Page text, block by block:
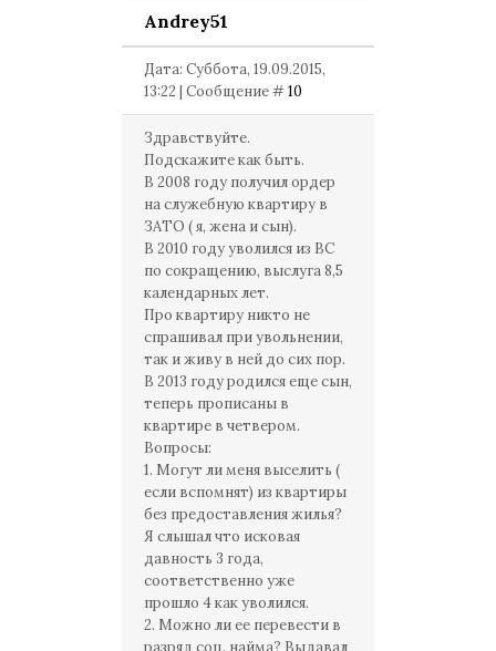
Andrey51
Дата: Суббота, 19.09.2015,
13:22 | Сообщение #10
Здравствуйте.
Подскажите как быть.
В 2008 году получил ордер
на служебную квартиру в
ЗАТО ( я, жена и сын).
В 2010 году уволился из ВС
по сокращению, выслуга 8,5
календарных лет.
Про квартиру никто не
спрашивал при увольнении,
так и живу в ней до сих пор.
В 2013 году родился еще сын,
теперь прописаны в
квартире в четвером.
Вопросы:
1. Могут ли меня выселить (
если вспомнят) из квартиры
без предоставления жилья?
Я слышал что исковая
давность 3 года,
соответственно уже
прошло 4 как уволился.
2. Можно ли ее перевести в
разряд соц. найма? Выдавал